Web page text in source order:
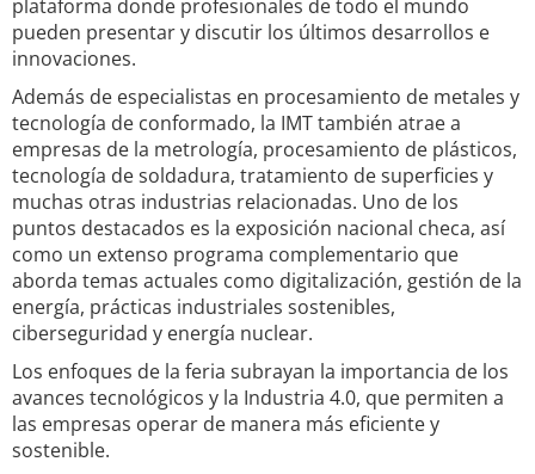
plataforma donde profesionales de todo el mundo
pueden presentar y discutir los últimos desarrollos e
innovaciones.
Además de especialistas en procesamiento de metales y
tecnología de conformado, la IMT también atrae a
empresas de la metrología, procesamiento de plásticos,
tecnología de soldadura, tratamiento de superficies y
muchas otras industrias relacionadas. Uno de los
puntos destacados es la exposición nacional checa, así
como un extenso programa complementario que
aborda temas actuales como digitalización, gestión de la
energía, prácticas industriales sostenibles,
ciberseguridad y energía nuclear.
Los enfoques de la feria subrayan la importancia de los
avances tecnológicos y la Industria 4.0, que permiten a
las empresas operar de manera más eficiente y
sostenible.